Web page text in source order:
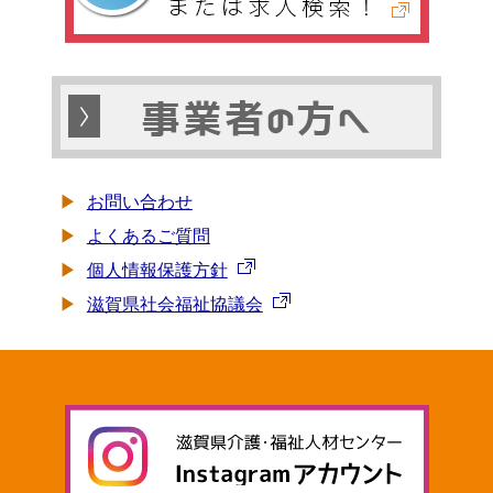
お問い合わせ
よくあるご質問
個人情報保護方針
滋賀県社会福祉協議会